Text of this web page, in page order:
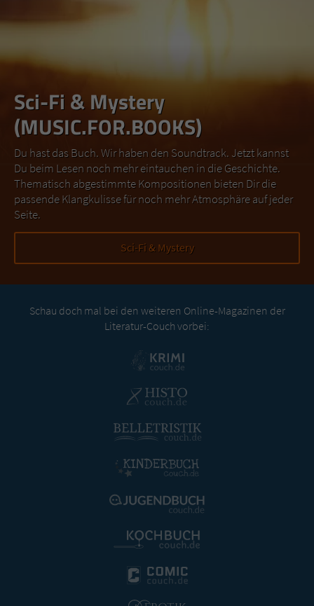
Sci-Fi & Mystery
(MUSIC.FOR.BOOKS)
Du hast das Buch. Wir haben den Soundtrack. Jetzt kannst
Du beim Lesen noch mehr eintauchen in die Geschichte.
Thematisch abgestimmte Kompositionen bieten Dir die
passende Klangkulisse für noch mehr Atmosphäre auf jeder
Seite.
Sci-Fi & Mystery
Schau doch mal bei den weiteren Online-Magazinen der
Literatur-Couch vorbei: